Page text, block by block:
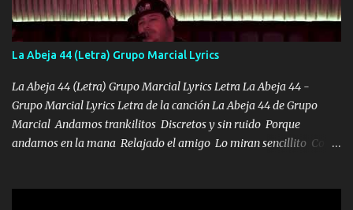
ahí está el Hombre Cuarenta y también Pariente 7 arreglan
cualquier problema no más es cuestión que ordené NOS HACE
FALTA UN HERMANO DE CLAVE ERA EL 24 SIEMPRE FUE UN
HOMBRE VALIENTE POR ALGO M'URIÓ PELEAND0 SIEMPRE
VIO POR LA FAMILIA PARA QUE SIGA EL LEGADO Es el DOS de
los HERMANOS un cerebro inteligente y com...
La Abeja 44 (Letra) Grupo Marcial Lyrics
La Abeja 44 (Letra) Grupo Marcial Lyrics Letra La Abeja 44 -
Grupo Marcial Lyrics Letra de la canción La Abeja 44 de Grupo
Marcial Andamos trankilitos Discretos y sin ruido Porque
andamos en la mana Relajado el amigo Lo miran sencillito Con